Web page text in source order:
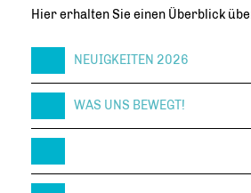
Hier erhalten Sie einen Überblick
NEUIGKEITEN 2026
WAS UNS BEWEGT!